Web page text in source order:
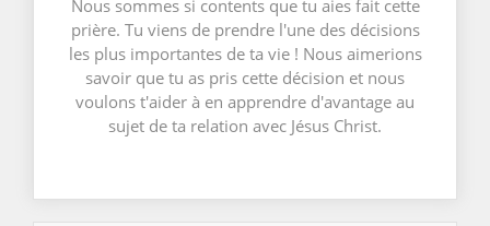
Nous sommes si contents que tu aies fait cette
prière. Tu viens de prendre l'une des décisions
les plus importantes de ta vie ! Nous aimerions
savoir que tu as pris cette décision et nous
voulons t'aider à en apprendre d'avantage au
sujet de ta relation avec Jésus Christ.